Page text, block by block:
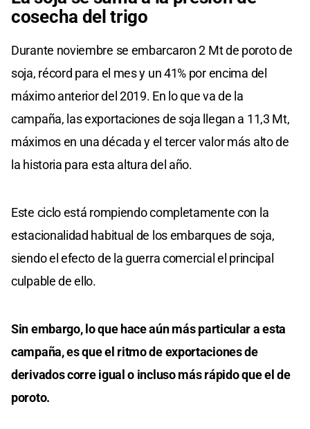
cosecha del trigo
Durante noviembre se embarcaron 2 Mt de poroto de
soja, récord para el mes y un 41% por encima del
máximo anterior del 2019. En lo que va de la
campaña, las exportaciones de soja llegan a 11,3 Mt,
máximos en una década y el tercer valor más alto de
la historia para esta altura del año.
Este ciclo está rompiendo completamente con la
estacionalidad habitual de los embarques de soja,
siendo el efecto de la guerra comercial el principal
culpable de ello.
Sin embargo, lo que hace aún más particular a esta
campaña, es que el ritmo de exportaciones de
derivados corre igual o incluso más rápido que el de
poroto.